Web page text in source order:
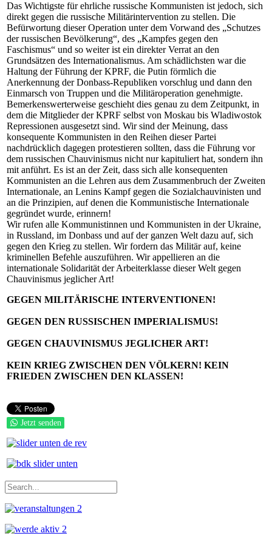
Das Wichtigste für ehrliche russische Kommunisten ist jedoch, sich
direkt gegen die russische Militärintervention zu stellen. Die
Befürwortung dieser Operation unter dem Vorwand des „Schutzes
der russischen Bevölkerung“, des „Kampfes gegen den
Faschismus“ und so weiter ist ein direkter Verrat an den
Grundsätzen des Internationalismus. Am schädlichsten war die
Haltung der Führung der KPRF, die Putin förmlich die
Anerkennung der Donbass-Republiken vorschlug und dann den
Einmarsch von Truppen und die Militäroperation genehmigte.
Bemerkenswerterweise geschieht dies genau zu dem Zeitpunkt, in
dem die Mitglieder der KPRF selbst von Moskau bis Wladiwostok
Repressionen ausgesetzt sind. Wir sind der Meinung, dass
konsequente Kommunisten in den Reihen dieser Partei
nachdrücklich dagegen protestieren sollten, dass die Führung vor
dem russischen Chauvinismus nicht nur kapituliert hat, sondern ihn
mit anführt. Es ist an der Zeit, dass sich alle konsequenten
Kommunisten an die Lehren aus dem Zusammenbruch der Zweiten
Internationale, an Lenins Kampf gegen die Sozialchauvinisten und
an die Prinzipien, auf denen die Kommunistische Internationale
gegründet wurde, erinnern!
Wir rufen alle Kommunistinnen und Kommunisten in der Ukraine,
in Russland, im Donbass und auf der ganzen Welt dazu auf, sich
gegen den Krieg zu stellen. Wir fordern das Militär auf, keine
kriminellen Befehle auszuführen. Wir appellieren an die
internationale Solidarität der Arbeiterklasse dieser Welt gegen
Chauvinismus jeglicher Art!
GEGEN MILITÄRISCHE INTERVENTIONEN!
GEGEN DEN RUSSISCHEN IMPERIALISMUS!
GEGEN CHAUVINISMUS JEGLICHER ART!
KEIN KRIEG ZWISCHEN DEN VÖLKERN! KEIN
FRIEDEN ZWISCHEN DEN KLASSEN!
Jetzt senden